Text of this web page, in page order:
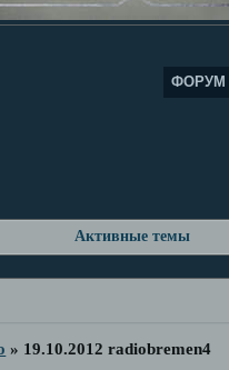
ФОРУМ
Активные темы
» 19.10.2012 radiobremen4